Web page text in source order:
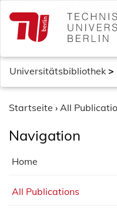
c
Universitätsbibliothek >
Startseite › All
Navigation
Home
All Publications